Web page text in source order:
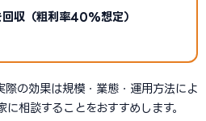
収（粗利率40%想定）
際の効果は規模・業態・運用方法によ
相談することをおすすめします。